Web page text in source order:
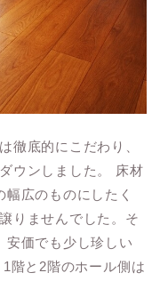
徹底的にこだわり、
ウンしました。 床材
広のものにしたく
りませんでした。そ
安価でも少し珍しい
階と2階のホール側は